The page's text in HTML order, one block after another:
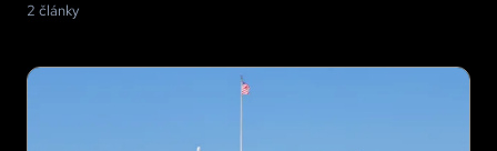
2 články